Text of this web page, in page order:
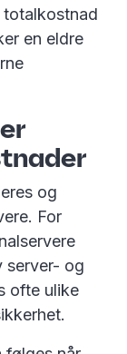
en eldre
og
For
server- og
ofte ulike